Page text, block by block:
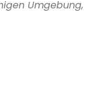
Umgebung,